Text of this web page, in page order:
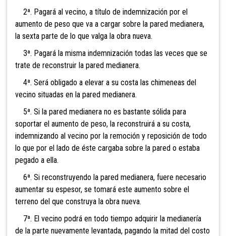
2ª. Pagará al vecino, a título de indemnización por el
aumento de peso que va a cargar sobre la pared medianera,
la sexta parte de lo que valga la obra nueva.
3ª. Pagará la misma indemnización todas las veces que se
trate de reconstruir la pared medianera.
4ª. Será obligado a elevar a su costa las chimeneas del
vecino situadas en la pared medianera.
5ª. Si la pared medianera no es bastante sólida para
soportar el aumento de peso, la reconstruirá a su costa,
indemnizando al vecino por la remoción y reposición de todo
lo que por el lado de éste cargaba sobre la pared o estaba
pegado a ella.
6ª. Si reconstruyendo la pared medianera, fuere necesario
aumentar su espesor, se tomará este aumento sobre el
terreno del que construya la obra nueva.
7ª. El vecino podrá en todo tiempo adquirir la medianería
de la parte nuevamente levantada, pagando la mitad del costo